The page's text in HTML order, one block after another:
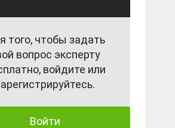
того, чтобы задать
вопрос эксперту
войдите или
Войти